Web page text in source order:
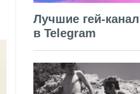
Лучшие гей-
в Telegram